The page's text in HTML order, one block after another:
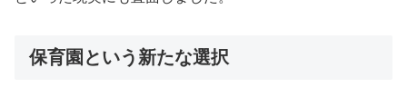
保育園という新たな選択